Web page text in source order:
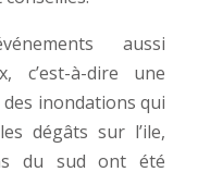
aussi
c’est-à-dire une
inondations qui
dégâts sur l’ile,
du sud ont été